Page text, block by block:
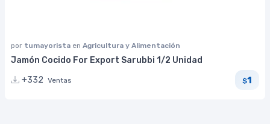
por tumayorista en Agricultura y Alimentación
Jamón Cocido For Export Sarubbi 1/2 Unidad
+332 Ventas $1